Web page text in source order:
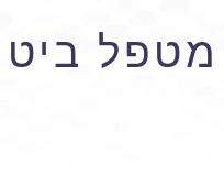
מטפל